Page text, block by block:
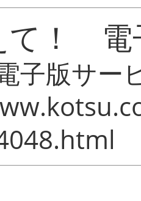
て！ 電
子版サー